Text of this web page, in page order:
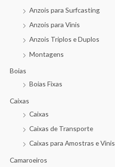
Anzois para Surfcasting
Anzois para Vinis
Anzois Triplos e Duplos
Montagens
Boias
Boias Fixas
Caixas
Caixas
Caixas de Transporte
Caixas para Amostras e Vinis
Camaroeiros